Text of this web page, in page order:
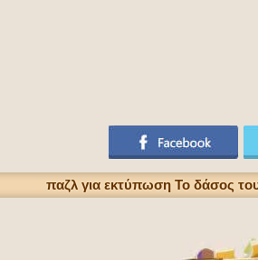
παζλ για εκτύπωση Το δάσος